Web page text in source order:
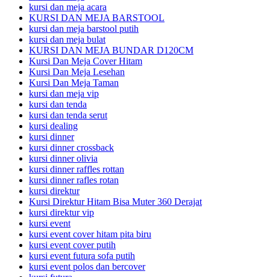
kursi dan meja acara
KURSI DAN MEJA BARSTOOL
kursi dan meja barstool putih
kursi dan meja bulat
KURSI DAN MEJA BUNDAR D120CM
Kursi Dan Meja Cover Hitam
Kursi Dan Meja Lesehan
Kursi Dan Meja Taman
kursi dan meja vip
kursi dan tenda
kursi dan tenda serut
kursi dealing
kursi dinner
kursi dinner crossback
kursi dinner olivia
kursi dinner raffles rottan
kursi dinner rafles rotan
kursi direktur
Kursi Direktur Hitam Bisa Muter 360 Derajat
kursi direktur vip
kursi event
kursi event cover hitam pita biru
kursi event cover putih
kursi event futura sofa putih
kursi event polos dan bercover